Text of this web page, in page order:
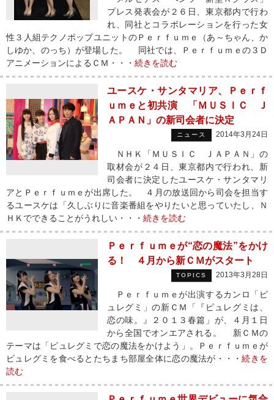
プレス発表会が２６日、東京都内で行わ
れ、同社とコラボレーションを行った女
性３人組テクノポップユニットのＰｅｒｆｕｍｅ（あ～ちゃん、か
しゆか、のっち）が登場した。 同社では、Ｐｅｒｆｕｍｅの３Ｄ
アニメーションによるＣＭ・・・ 続きを読む
ユースケ・サンタマリア、Ｐｅｒｆ
ｕｍｅと初共演 「ＭＵＳＩＣ Ｊ
ＡＰＡＮ」の新司会者に決定
ニュース 2014年3月24日
ＮＨＫ「ＭＵＳＩＣ ＪＡＰＡＮ」の
取材会が２４日、東京都内で行われ、新
司会者に決定したユースケ・サンタマリ
アとＰｅｒｆｕｍｅが出席した。 ４月の放送回から司会を担当す
るユースケは「久しぶりに音楽番組をやりたいと思っていたし、Ｎ
ＨＫでできることがうれしい・・・ 続きを読む
Ｐｅｒｆｕｍｅが“恋の魔法”をかけ
る！ ４月から新ＣＭがスタート
TOPICS 2013年3月28日
Ｐｅｒｆｕｍｅが出演するカンロ「ピ
ュレグミ」の新ＣＭ「『ピュレグミは、
恋の味。』２０１３春篇」が、４月１日
から全国でオンエアされる。 新ＣＭの
テーマは「ピュレグミで恋の魔法をかけよう」。Ｐｅｒｆｕｍｅが
ピュレグミを食べるとたちまち部屋全体に恋の魔法が・・・続きを
読む